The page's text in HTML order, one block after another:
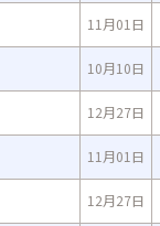
11月01日
10月10日
12月27日
11月01日
12月27日